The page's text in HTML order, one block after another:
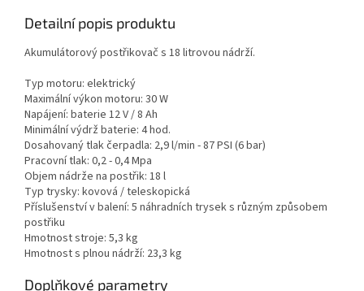
Detailní popis produktu
Akumulátorový postřikovač s 18 litrovou nádrží.
Typ motoru: elektrický
Maximální výkon motoru: 30 W
Napájení: baterie 12 V / 8 Ah
Minimální výdrž baterie: 4 hod.
Dosahovaný tlak čerpadla: 2,9 l/min - 87 PSI (6 bar)
Pracovní tlak: 0,2 - 0,4 Mpa
Objem nádrže na postřik: 18 l
Typ trysky: kovová / teleskopická
Příslušenství v balení: 5 náhradních trysek s různým způsobem
postřiku
Hmotnost stroje: 5,3 kg
Hmotnost s plnou nádrží: 23,3 kg
Doplňkové parametry